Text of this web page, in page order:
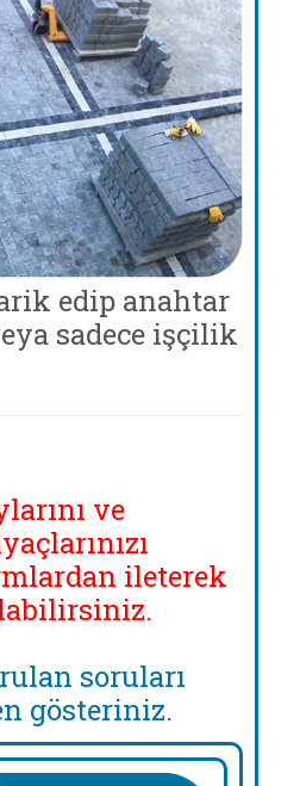
edip anahtar
sadece işçilik
ve
ileterek
soruları
gösteriniz.